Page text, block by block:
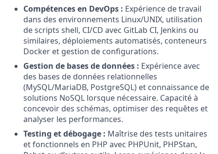
Compétences en DevOps : Expérience de travail
dans des environnements Linux/UNIX, utilisation
de scripts shell, CI/CD avec GitLab CI, Jenkins ou
similaires, déploiements automatisés, conteneurs
Docker et gestion de configurations.
Gestion de bases de données : Expérience avec
des bases de données relationnelles
(MySQL/MariaDB, PostgreSQL) et connaissance de
solutions NoSQL lorsque nécessaire. Capacité à
concevoir des schémas, optimiser des requêtes et
analyser les performances.
Testing et débogage : Maîtrise des tests unitaires
et fonctionnels en PHP avec PHPUnit, PHPStan,